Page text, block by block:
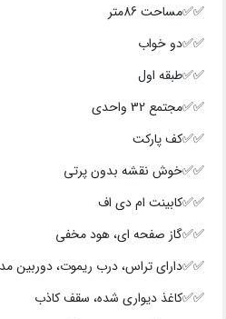
✅✅مساحت 86متر
✅✅دو خواب
✅✅طبقه اول
✅✅مجتمع 32 واحدی
✅✅کف پارکت
✅✅خوش نقشه بدون پرتی
✅✅کابینت ام دی اف
✅✅گاز صفحه ای، هود مخفی
✅✅دارای تراس، درب ریموت، دوربین
✅✅کاغذ دیواری شده، سقف کاذب